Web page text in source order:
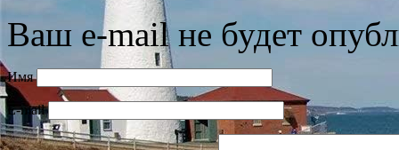
Ваш e-mail не будет
Имя
E-mail